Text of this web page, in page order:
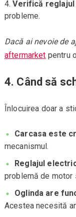
Verifică reglajul
probleme.
Dacă ai nevoie de
aftermarket pentru
4. Când să
Înlocuirea doar a
Carcasa este
mecanismul.
Reglajul
problemă de motor
Oglinda are
Acestea necesită